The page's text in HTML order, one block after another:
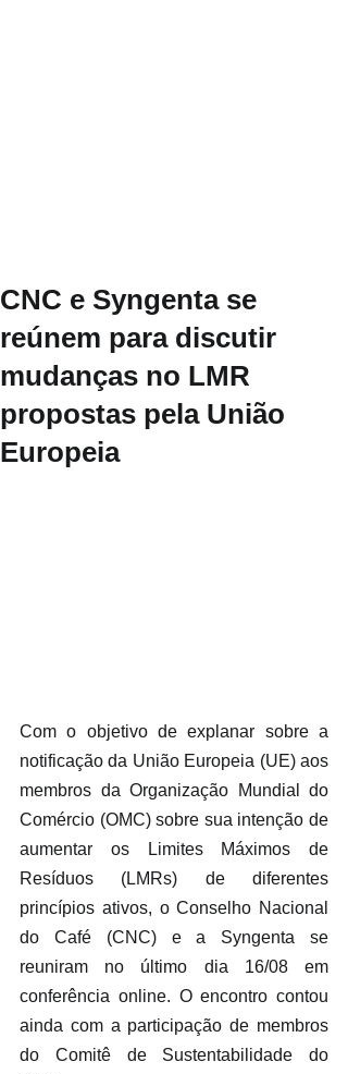
CNC e Syngenta se
reúnem para discutir
mudanças no LMR
propostas pela União
Europeia
Com o objetivo de explanar sobre a
notificação da União Europeia (UE) aos
membros da Organização Mundial do
Comércio (OMC) sobre sua intenção de
aumentar os Limites Máximos de
Resíduos (LMRs) de diferentes
princípios ativos, o Conselho Nacional
do Café (CNC) e a Syngenta se
reuniram no último dia 16/08 em
conferência online. O encontro contou
ainda com a participação de membros
do Comitê de Sustentabilidade do